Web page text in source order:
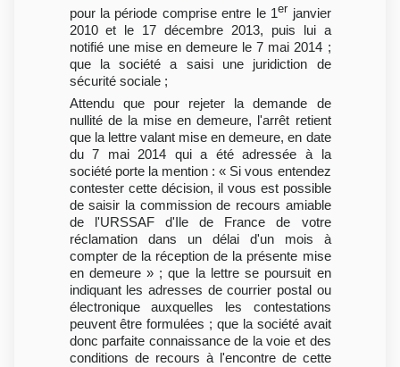
pour la période comprise entre le 1er janvier
2010 et le 17 décembre 2013, puis lui a
notifié une mise en demeure le 7 mai 2014 ;
que la société a saisi une juridiction de
sécurité sociale ;
Attendu que pour rejeter la demande de
nullité de la mise en demeure, l'arrêt retient
que la lettre valant mise en demeure, en date
du 7 mai 2014 qui a été adressée à la
société porte la mention : « Si vous entendez
contester cette décision, il vous est possible
de saisir la commission de recours amiable
de l'URSSAF d'Ile de France de votre
réclamation dans un délai d'un mois à
compter de la réception de la présente mise
en demeure » ; que la lettre se poursuit en
indiquant les adresses de courrier postal ou
électronique auxquelles les contestations
peuvent être formulées ; que la société avait
donc parfaite connaissance de la voie et des
conditions de recours à l'encontre de cette